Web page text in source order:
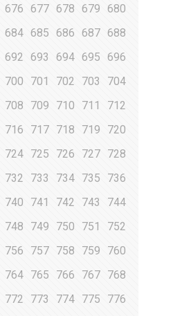
676 677 678 679
680
684 685 686 687 688
692 693 694 695
696
700 701 702 703
704
708 709 710 711
712
716 717 718 719
720
724 725 726 727 728
732 733 734 735
736
740 741 742 743
744
748 749 750 751
752
756 757 758 759
760
764 765 766 767 768
772 773 774 775
776